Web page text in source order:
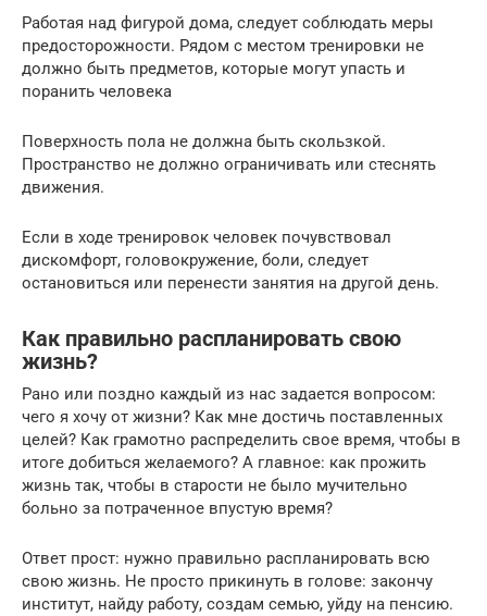
Работая над фигурой дома, следует соблюдать меры
предосторожности. Рядом с местом тренировки не
должно быть предметов, которые могут упасть и
поранить человека
Поверхность пола не должна быть скользкой.
Пространство не должно ограничивать или стеснять
движения.
Если в ходе тренировок человек почувствовал
дискомфорт, головокружение, боли, следует
остановиться или перенести занятия на другой день.
Как правильно распланировать свою
жизнь?
Рано или поздно каждый из нас задается вопросом:
чего я хочу от жизни? Как мне достичь поставленных
целей? Как грамотно распределить свое время, чтобы в
итоге добиться желаемого? А главное: как прожить
жизнь так, чтобы в старости не было мучительно
больно за потраченное впустую время?
Ответ прост: нужно правильно распланировать всю
свою жизнь. Не просто прикинуть в голове: закончу
институт, найду работу, создам семью, уйду на пенсию.